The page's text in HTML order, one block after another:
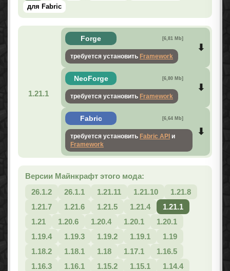
для Fabric
1.21.1
Forge [6,81 Mb]
требуется установить Framework
NeoForge [6,80 Mb]
требуется установить Framework
Fabric [6,64 Mb]
требуется установить Fabric API и
Framework
Версии Майнкрафт этого мода:
26.1.2
26.1.1 1.21.11 1.21.10
1.21.8
1.21.7
1.21.6 1.21.5 1.21.4
1.21.1
1.21
1.20.6 1.20.4 1.20.1
1.20.1
1.19.4
1.19.3 1.19.2 1.19.1
1.19
1.18.2
1.18.1 1.18 1.17.1
1.16.5
1.16.3
1.16.1 1.15.2 1.15.1
1.14.4